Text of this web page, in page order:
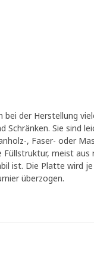
bei der Herstellung
Schränken. Sie sind
, Faser- oder
meist aus
ist. Die Platte wird
überzogen.